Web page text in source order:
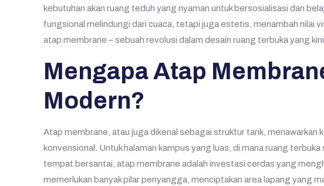
kebutuhan akan ruang teduh yang nyaman untuk bersosialisasi dan
fungsional melindungi dari cuaca, tetapi juga estetis, menambah nilai
atap membrane – sebuah revolusi dalam desain ruang terbuka yang
Mengapa Atap
Modern?
Atap membrane, atau juga dikenal sebagai struktur tarik,
konvensional. Untuk halaman kampus yang luas, di mana ruang
tempat bersantai, atap membrane adalah investasi cerdas yang
memerlukan banyak pilar penyangga, menciptakan area lapang yang